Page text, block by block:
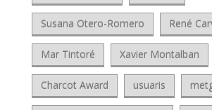
Susana Otero-Romero René
Mar Tintoré Xavier Montalban
Charcot Award usuaris